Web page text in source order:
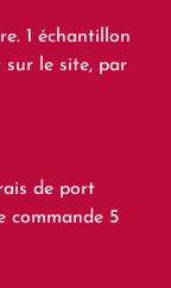
1 échantillon
sur le site, par
de port
commande 5